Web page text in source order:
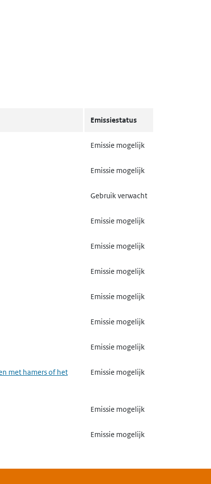
Emissiestatus
Emissie mogelijk
Emissie mogelijk
Gebruik verwacht
Emissie mogelijk
Emissie mogelijk
Emissie mogelijk
Emissie mogelijk
Emissie mogelijk
Emissie mogelijk
met hamers of het
Emissie mogelijk
Emissie mogelijk
Emissie mogelijk